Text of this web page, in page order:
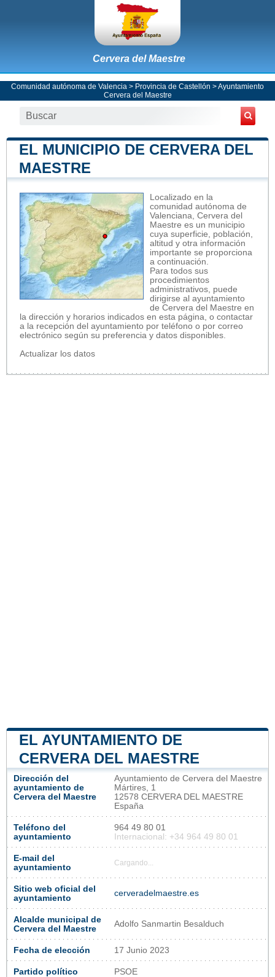
Cervera del Maestre
Comunidad autónoma de Valencia > Provincia de Castellón >Ayuntamiento
Cervera del Maestre
EL MUNICIPIO DE CERVERA DEL
MAESTRE
Localizado en la
comunidad autónoma de
Valenciana, Cervera del
Maestre es un municipio
cuya superficie, población,
altitud y otra información
importante se proporciona
a continuación.
Para todos sus
procedimientos
administrativos, puede
dirigirse al ayuntamiento
de Cervera del Maestre en
la dirección y horarios indicados en esta página, o contactar
a la recepción del ayuntamiento por teléfono o por correo
electrónico según su preferencia y datos disponibles.
Actualizar los datos
EL AYUNTAMIENTO DE
CERVERA DEL MAESTRE
Dirección del
ayuntamiento de
Cervera del Maestre
Ayuntamiento de Cervera del Maestre
Mártires, 1
12578 CERVERA DEL MAESTRE
España
Teléfono del
ayuntamiento
964 49 80 01
Internacional: +34 964 49 80 01
E-mail del
ayuntamiento
Cargando...
Sitio web oficial del
ayuntamiento
cerveradelmaestre.es
Alcalde municipal de
Cervera del Maestre
Adolfo Sanmartin Besalduch
Fecha de elección 17 Junio 2023
Partido político PSOE